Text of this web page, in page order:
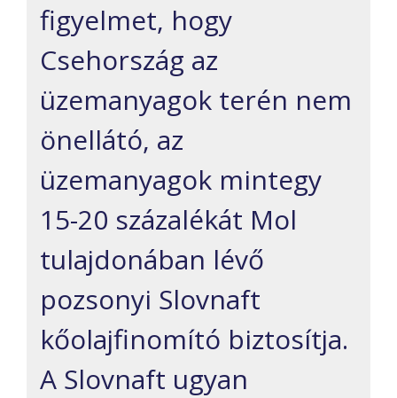
figyelmet, hogy
Csehország az
üzemanyagok terén nem
önellátó, az
üzemanyagok mintegy
15-20 százalékát Mol
tulajdonában lévő
pozsonyi Slovnaft
kőolajfinomító biztosítja.
A Slovnaft ugyan